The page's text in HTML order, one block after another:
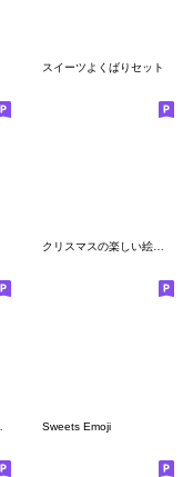
スイーツよくばりセット
クリスマスの楽しい絵文字
Sweets Emoji